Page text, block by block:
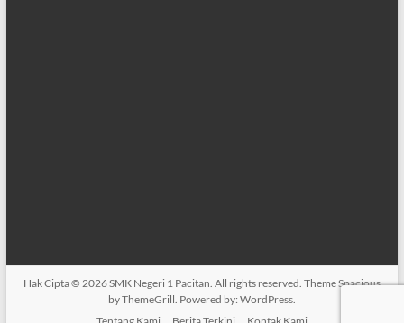
Hak Cipta © 2026SMK Negeri 1 Pacitan. All rights reserved. ThemeSpacious
by ThemeGrill. Powered by: WordPress.